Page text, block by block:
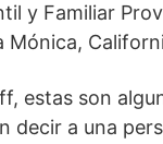
y Familiar
Mónica,
estas son
decir a una